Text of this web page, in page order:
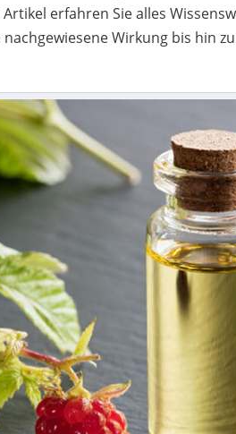
erfahren Sie alles
Wirkung bis hin